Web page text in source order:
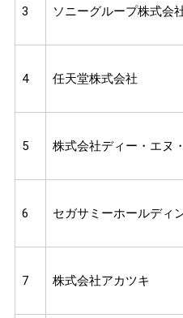
3 ソニーグループ株式会
4 任天堂株式会社
5 株式会社ディー・エヌ
6 セガサミーホールディ
7 株式会社アカツキ